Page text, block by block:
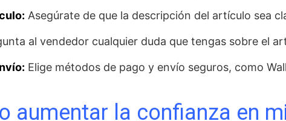
Asegúrate de que la descripción del artículo sea
al vendedor cualquier duda que tengas sobre el
Elige métodos de pago y envío seguros, como
aumentar la confianza en